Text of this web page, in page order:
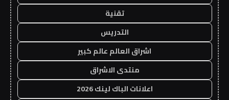
تقنية
التدريس
اشراق العالم عالم كبير
منتدى الاشراق
اعلانات الباك لينك 2026